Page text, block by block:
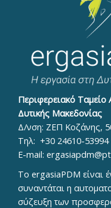
Περιφερειακό
Δυτικής Μακεδονίας
Δ/νση: ΖΕΠ Κοζάνης,
Τηλ: +30 24610-53994
E-mail:
To ergasiaPDM είναι
συναντάται η
σύζευξη των